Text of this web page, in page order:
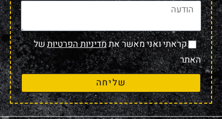
קראתי ואני מאשר אתמדיניות הפרטיותשל
האתר
שליחה